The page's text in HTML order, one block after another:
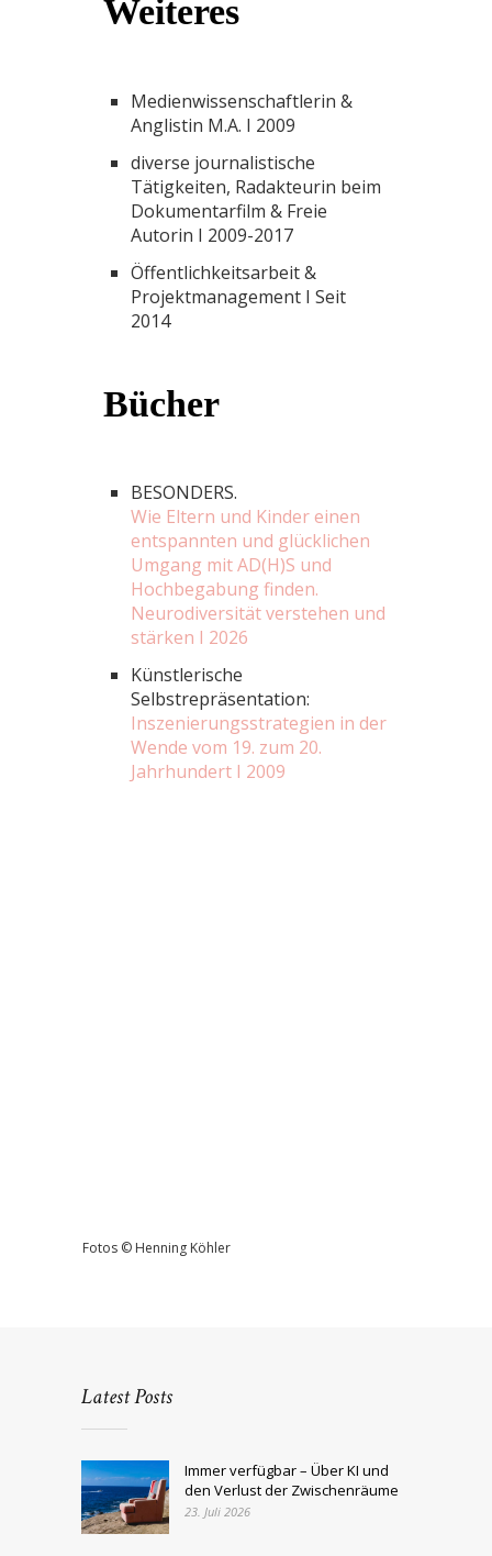
Medienwissenschaftlerin &
Anglistin M.A. I 2009
diverse journalistische
Tätigkeiten, Radakteurin beim
Dokumentarfilm & Freie
Autorin I 2009-2017
Öffentlichkeitsarbeit &
Projektmanagement I Seit
2014
Bücher
BESONDERS.
Wie Eltern und Kinder einen
entspannten und glücklichen
Umgang mit AD(H)S und
Hochbegabung finden.
Neurodiversität verstehen und
stärken I 2026
Künstlerische
Selbstrepräsentation:
Inszenierungsstrategien in der
Wende vom 19. zum 20.
Jahrhundert I 2009
Fotos © Henning Köhler
Latest Posts
Immer verfügbar – Über KI und
den Verlust der Zwischenräume
23. Juli 2026